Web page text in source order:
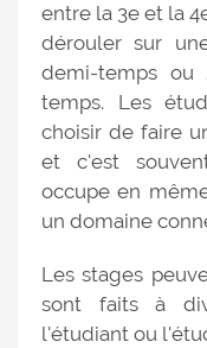
entre la 3e et la
dérouler sur
demi-temps ou
temps. Les
choisir de faire
et c'est
occupe en
un domaine
Les stages
sont faits à
l'étudiant ou